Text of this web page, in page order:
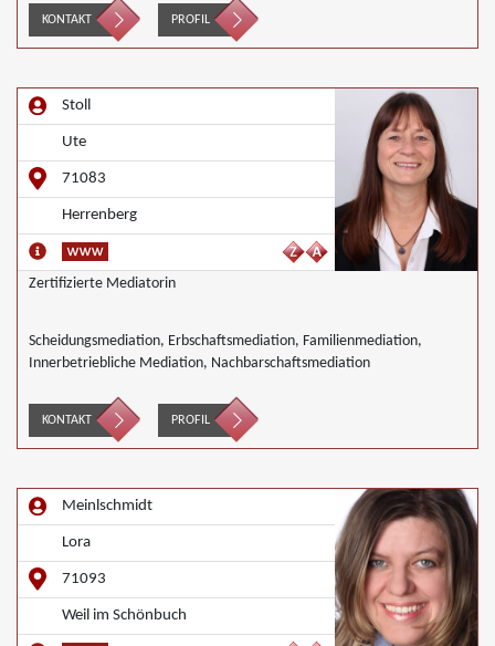
KONTAKT PROFIL
Stoll
Ute
71083
Herrenberg
Zertifizierte Mediatorin
Scheidungsmediation, Erbschaftsmediation, Familienmediation,
Innerbetriebliche Mediation, Nachbarschaftsmediation
KONTAKT PROFIL
Meinlschmidt
Lora
71093
Weil im Schönbuch